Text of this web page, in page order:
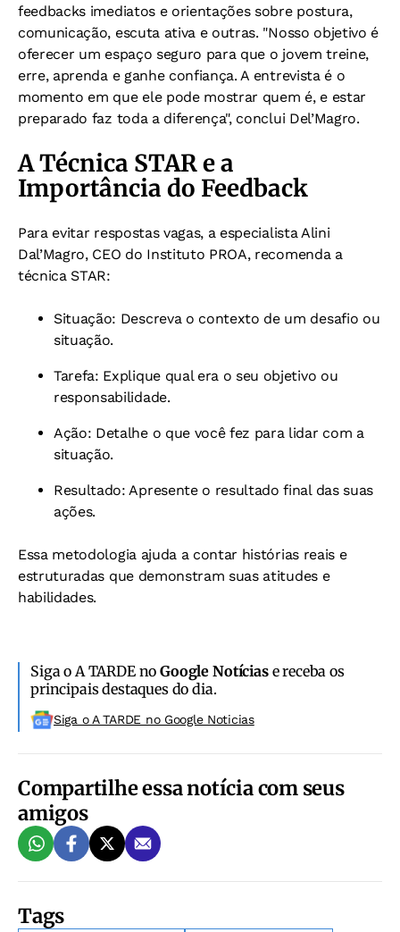
feedbacks imediatos e orientações sobre postura,
comunicação, escuta ativa e outras. "Nosso objetivo é
oferecer um espaço seguro para que o jovem treine,
erre, aprenda e ganhe confiança. A entrevista é o
momento em que ele pode mostrar quem é, e estar
preparado faz toda a diferença", conclui Del’Magro.
A Técnica STAR e a
Importância do Feedback
Para evitar respostas vagas, a especialista Alini
Dal’Magro, CEO do Instituto PROA, recomenda a
técnica STAR:
Situação: Descreva o contexto de um desafio ou
situação.
Tarefa: Explique qual era o seu objetivo ou
responsabilidade.
Ação: Detalhe o que você fez para lidar com a
situação.
Resultado: Apresente o resultado final das suas
ações.
Essa metodologia ajuda a contar histórias reais e
estruturadas que demonstram suas atitudes e
habilidades.
Siga o A TARDE noGoogle Notíciase receba os
principais destaques do dia.
Siga o A TARDE no Google Noticias
Compartilhe essa notícia com seus
amigos
Tags